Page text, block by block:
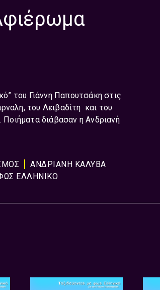
του Γιάννη Παπουτσάκη στις
του Λειβαδίτη και του
διάβασαν η Ανδριανή
ΑΝΔΡΙΑΝΗ ΚΑΛΥΒΑ
ΕΛΛΗΝΙΚΟ